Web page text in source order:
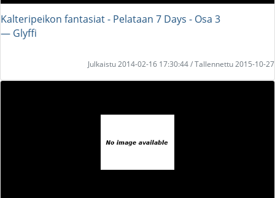
Kalteripeikon fantasiat - Pelataan 7 Days - Osa 3
― Glyffi
Julkaistu 2014-02-16 17:30:44 / Tallennettu 2015-10-27